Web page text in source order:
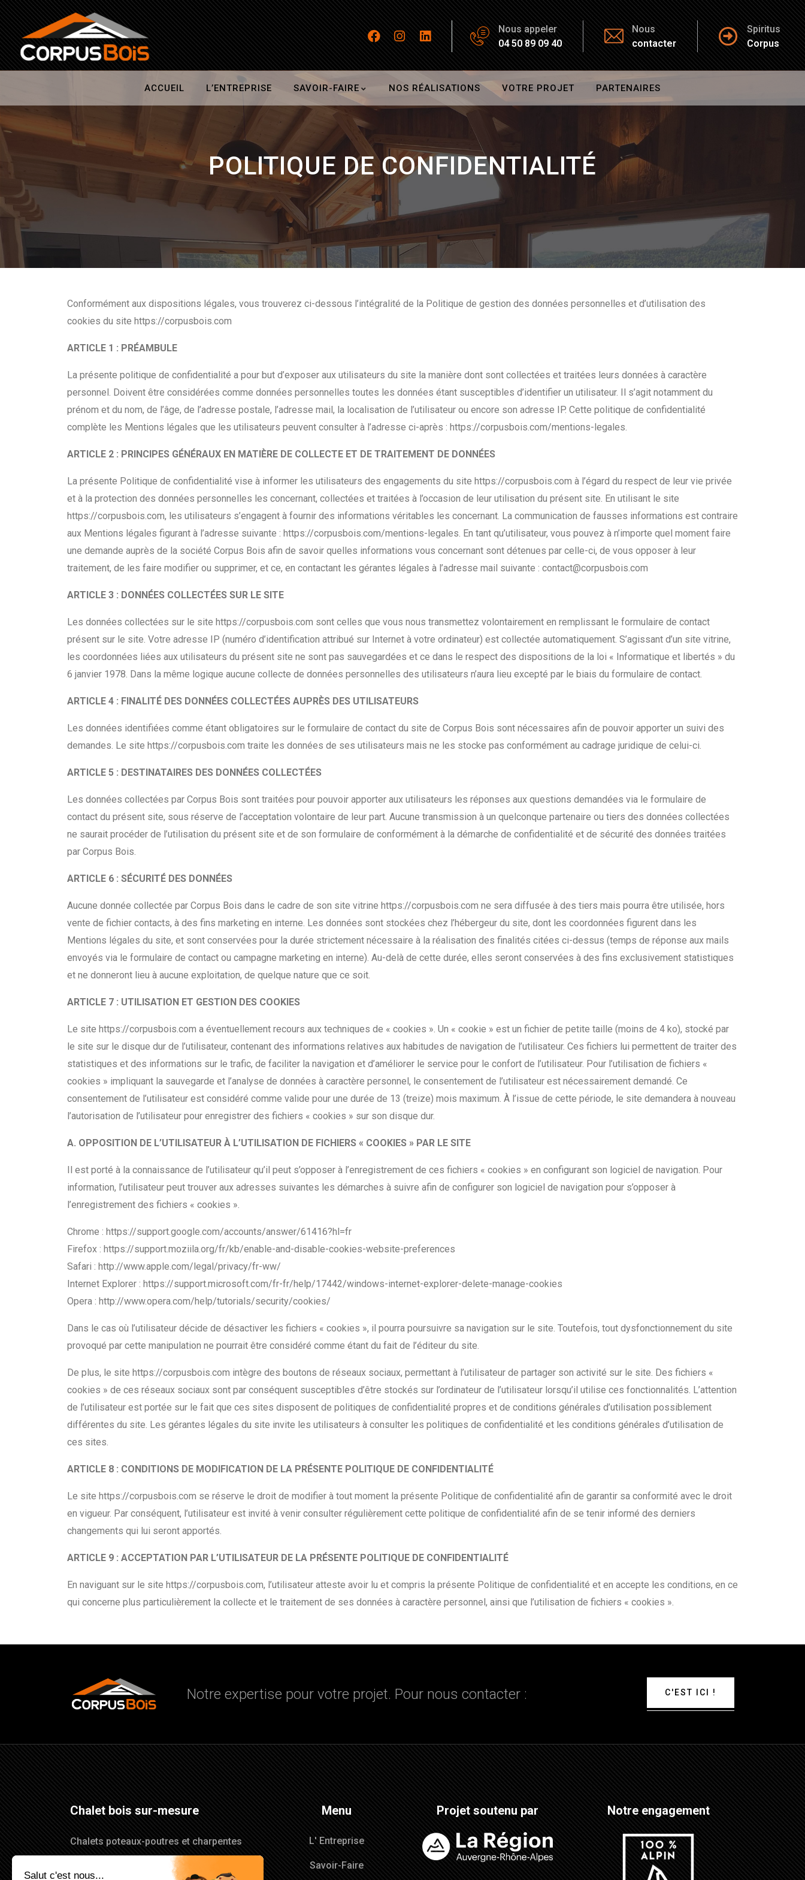
Nous appeler
04 50 89 09 40
Nous
contacter
Spiritus
Corpus
ACCUEIL L’ENTREPRISE SAVOIR-FAIRE NOS RÉALISATIONS VOTRE PROJET PARTENAIRES
POLITIQUE DE CONFIDENTIALITÉ
Conformément aux dispositions légales, vous trouverez ci-dessous l’intégralité de la Politique de gestion des données personnelles et d’utilisation des
cookies du site https://corpusbois.com
ARTICLE 1 : PRÉAMBULE
La présente politique de confidentialité a pour but d’exposer aux utilisateurs du site la manière dont sont collectées et traitées leurs données à caractère
personnel. Doivent être considérées comme données personnelles toutes les données étant susceptibles d’identifier un utilisateur. Il s’agit notamment du
prénom et du nom, de l’âge, de l’adresse postale, l’adresse mail, la localisation de l’utilisateur ou encore son adresse IP. Cette politique de confidentialité
complète les Mentions légales que les utilisateurs peuvent consulter à l’adresse ci-après : https://corpusbois.com/mentions-legales.
ARTICLE 2 : PRINCIPES GÉNÉRAUX EN MATIÈRE DE COLLECTE ET DE TRAITEMENT DE DONNÉES
La présente Politique de confidentialité vise à informer les utilisateurs des engagements du site https://corpusbois.com à l’égard du respect de leur vie privée
et à la protection des données personnelles les concernant, collectées et traitées à l’occasion de leur utilisation du présent site. En utilisant le site
https://corpusbois.com, les utilisateurs s’engagent à fournir des informations véritables les concernant. La communication de fausses informations est contraire
aux Mentions légales figurant à l’adresse suivante : https://corpusbois.com/mentions-legales. En tant qu’utilisateur, vous pouvez à n’importe quel moment faire
une demande auprès de la société Corpus Bois afin de savoir quelles informations vous concernant sont détenues par celle-ci, de vous opposer à leur
traitement, de les faire modifier ou supprimer, et ce, en contactant les gérantes légales à l’adresse mail suivante : contact@corpusbois.com
ARTICLE 3 : DONNÉES COLLECTÉES SUR LE SITE
Les données collectées sur le site https://corpusbois.com sont celles que vous nous transmettez volontairement en remplissant le formulaire de contact
présent sur le site. Votre adresse IP (numéro d’identification attribué sur Internet à votre ordinateur) est collectée automatiquement. S’agissant d’un site vitrine,
les coordonnées liées aux utilisateurs du présent site ne sont pas sauvegardées et ce dans le respect des dispositions de la loi « Informatique et libertés » du
6 janvier 1978. Dans la même logique aucune collecte de données personnelles des utilisateurs n’aura lieu excepté par le biais du formulaire de contact.
ARTICLE 4 : FINALITÉ DES DONNÉES COLLECTÉES AUPRÈS DES UTILISATEURS
Les données identifiées comme étant obligatoires sur le formulaire de contact du site de Corpus Bois sont nécessaires afin de pouvoir apporter un suivi des
demandes. Le site https://corpusbois.com traite les données de ses utilisateurs mais ne les stocke pas conformément au cadrage juridique de celui-ci.
ARTICLE 5 : DESTINATAIRES DES DONNÉES COLLECTÉES
Les données collectées par Corpus Bois sont traitées pour pouvoir apporter aux utilisateurs les réponses aux questions demandées via le formulaire de
contact du présent site, sous réserve de l’acceptation volontaire de leur part. Aucune transmission à un quelconque partenaire ou tiers des données collectées
ne saurait procéder de l’utilisation du présent site et de son formulaire de conformément à la démarche de confidentialité et de sécurité des données traitées
par Corpus Bois.
ARTICLE 6 : SÉCURITÉ DES DONNÉES
Aucune donnée collectée par Corpus Bois dans le cadre de son site vitrine https://corpusbois.com ne sera diffusée à des tiers mais pourra être utilisée, hors
vente de fichier contacts, à des fins marketing en interne. Les données sont stockées chez l’hébergeur du site, dont les coordonnées figurent dans les
Mentions légales du site, et sont conservées pour la durée strictement nécessaire à la réalisation des finalités citées ci-dessus (temps de réponse aux mails
envoyés via le formulaire de contact ou campagne marketing en interne). Au-delà de cette durée, elles seront conservées à des fins exclusivement statistiques
et ne donneront lieu à aucune exploitation, de quelque nature que ce soit.
ARTICLE 7 : UTILISATION ET GESTION DES COOKIES
Le site https://corpusbois.com a éventuellement recours aux techniques de « cookies ». Un « cookie » est un fichier de petite taille (moins de 4 ko), stocké par
le site sur le disque dur de l’utilisateur, contenant des informations relatives aux habitudes de navigation de l’utilisateur. Ces fichiers lui permettent de traiter des
statistiques et des informations sur le trafic, de faciliter la navigation et d’améliorer le service pour le confort de l’utilisateur. Pour l’utilisation de fichiers «
cookies » impliquant la sauvegarde et l’analyse de données à caractère personnel, le consentement de l’utilisateur est nécessairement demandé. Ce
consentement de l’utilisateur est considéré comme valide pour une durée de 13 (treize) mois maximum. À l’issue de cette période, le site demandera à nouveau
l’autorisation de l’utilisateur pour enregistrer des fichiers « cookies » sur son disque dur.
A. OPPOSITION DE L’UTILISATEUR À L’UTILISATION DE FICHIERS « COOKIES » PAR LE SITE
Il est porté à la connaissance de l’utilisateur qu’il peut s’opposer à l’enregistrement de ces fichiers « cookies » en configurant son logiciel de navigation. Pour
information, l’utilisateur peut trouver aux adresses suivantes les démarches à suivre afin de configurer son logiciel de navigation pour s’opposer à
l’enregistrement des fichiers « cookies ».
Chrome : https://support.google.com/accounts/answer/61416?hl=fr
Firefox : https://support.moziila.org/fr/kb/enable-and-disable-cookies-website-preferences
Safari : http://www.apple.com/legal/privacy/fr-ww/
Internet Explorer : https://support.microsoft.com/fr-fr/help/17442/windows-internet-explorer-delete-manage-cookies
Opera : http://www.opera.com/help/tutorials/security/cookies/
Dans le cas où l’utilisateur décide de désactiver les fichiers « cookies », il pourra poursuivre sa navigation sur le site. Toutefois, tout dysfonctionnement du site
provoqué par cette manipulation ne pourrait être considéré comme étant du fait de l’éditeur du site.
De plus, le site https://corpusbois.com intègre des boutons de réseaux sociaux, permettant à l’utilisateur de partager son activité sur le site. Des fichiers «
cookies » de ces réseaux sociaux sont par conséquent susceptibles d’être stockés sur l’ordinateur de l’utilisateur lorsqu’il utilise ces fonctionnalités. L’attention
de l’utilisateur est portée sur le fait que ces sites disposent de politiques de confidentialité propres et de conditions générales d’utilisation possiblement
différentes du site. Les gérantes légales du site invite les utilisateurs à consulter les politiques de confidentialité et les conditions générales d’utilisation de
ces sites.
ARTICLE 8 : CONDITIONS DE MODIFICATION DE LA PRÉSENTE POLITIQUE DE CONFIDENTIALITÉ
Le site https://corpusbois.com se réserve le droit de modifier à tout moment la présente Politique de confidentialité afin de garantir sa conformité avec le droit
en vigueur. Par conséquent, l’utilisateur est invité à venir consulter régulièrement cette politique de confidentialité afin de se tenir informé des derniers
changements qui lui seront apportés.
ARTICLE 9 : ACCEPTATION PAR L’UTILISATEUR DE LA PRÉSENTE POLITIQUE DE CONFIDENTIALITÉ
En naviguant sur le site https://corpusbois.com, l’utilisateur atteste avoir lu et compris la présente Politique de confidentialité et en accepte les conditions, en ce
qui concerne plus particulièrement la collecte et le traitement de ses données à caractère personnel, ainsi que l’utilisation de fichiers « cookies ».
Notre expertise pour votre projet. Pour nous contacter : C'EST ICI !
Chalet bois sur-mesure
Chalets poteaux-poutres et charpentes
traditionnelles en Haute Savoie.
Menu
L' Entreprise
Savoir-Faire
Projet soutenu par Notre engagement